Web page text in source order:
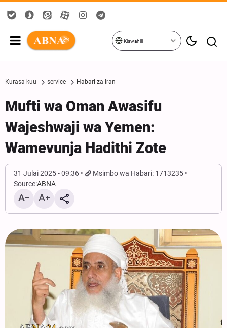
Kiswahili
Kurasa kuu service Habari za Iran
Mufti wa Oman Awasifu
Wajeshwaji wa Yemen:
Wamevunja Hadithi Zote
31 Julai 2025 - 09:36
Msimbo wa Habari: 1713235
Source:ABNA